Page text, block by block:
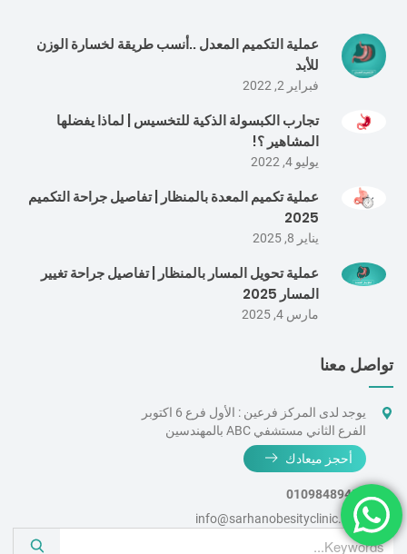
عملية التكميم المعدل ..أنسب طريقة لخسارة الوزن
للأبد
فبراير 2, 2022
تجارب الكبسولة الذكية للتخسيس | لماذا يفضلها
المشاهير ؟!
يوليو 4, 2022
عملية تكميم المعدة بالمنظار | تفاصيل جراحة التكميم
2025
يناير 8, 2025
عملية تحويل المسار بالمنظار | تفاصيل جراحة تغيير
المسار 2025
مارس 4, 2025
تواصل معنا
يوجد لدى المركز فرعين : الأول فرع 6 اكتوبر
الفرع الثاني مستشفي ABC بالمهندسين
أحجز ميعادك
01098489453
info@sarhanobesityclinic.com